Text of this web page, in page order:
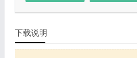
下载说明